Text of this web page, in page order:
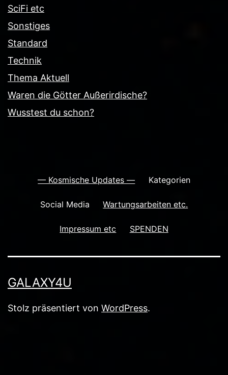
SciFi etc
Sonstiges
Standard
Technik
Thema Aktuell
Waren die Götter Außerirdische?
Wusstest du schon?
— Kosmische Updates — Kategorien
Social Media Wartungsarbeiten etc.
Impressum etc SPENDEN
GALAXY4U
Stolz präsentiert von WordPress.